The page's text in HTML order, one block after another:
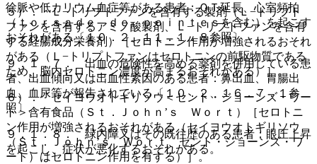
５）． Ｌ−トリプトファンを含有する製剤（Ｌ−トリプト
ファンを含有するアミノ酸製剤、Ｌ−トリプトファンを含有
する経腸成分栄養剤）［セロトニン作用が増強されるおそれ
がある（Ｌ−トリプトファンはセロトニンの前駆物質である
ため、脳内セロトニン濃度が高まるおそれがある）］。
６）． セイヨウオトギリソウ＜セント・ジョーンズ・ワー
ト＞含有食品（Ｓｔ．Ｊｏｈｎ’ｓ Ｗｏｒｔ）［セロトニ
ン作用が増強されるおそれがある（セイヨウオトギリソウ
（Ｓｔ．Ｊｏｈｎ’ｓ Ｗｏｒｔ、セント・ジョーンズ・ワ
ート）はセロトニン作用を有する）］。
徐脈や低カリウム血症等がある患者：ＱＴ延長、心室頻拍
（ｔｏｒｓａｄｅ ｄｅ ｐｏｉｎｔｅｓを含む）を起こす
おそれがある〔１０．２、１１．１．８参照〕。
９．１．７． 出血の危険性を高める薬剤を併用している患
者、出血傾向又は出血性素因のある患者：鼻出血、胃腸出
血、血尿等が報告されている〔１０．２、１６．７．１参
照〕。
９．１．８． 緑内障又はその既往歴のある患者：眼圧上昇
を起こし、症状が悪化するおそれがある。